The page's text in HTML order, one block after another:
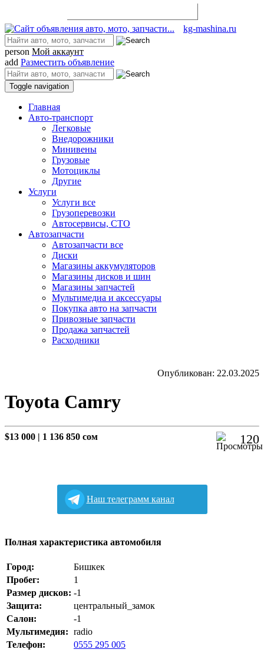
kg-mashina.ru
person Мой аккаунт
add Разместить объявление
Toggle navigation
Главная
Авто-транспорт
Легковые
Внедорожники
Минивены
Грузовые
Мотоциклы
Другие
Услуги
Услуги все
Грузоперевозки
Автосервисы, СТО
Автозапчасти
Автозапчасти все
Диски
Магазины аккумуляторов
Магазины дисков и шин
Магазины запчастей
Мультимедиа и аксессуары
Покупка авто на запчасти
Привозные запчасти
Продажа запчастей
Расходники
Опубликован: 22.03.2025
Toyota Camry
$13 000 | 1 136 850 сом 120
Наш телеграмм канал
Полная характеристика автомобиля
Город:
Бишкек
Пробег:
1
Размер дисков: -1
Защита:
центральный_замок
Салон:
-1
Мультимедия: radio
Телефон:
0555 295 005